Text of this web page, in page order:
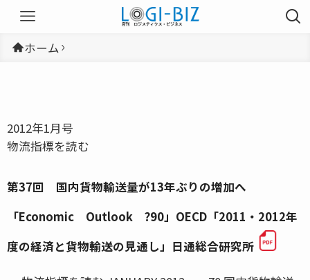
ホーム
2012年1月号
物流指標を読む
第37回 国内貨物輸送量が13年ぶりの増加へ
「Economic Outlook ?90」OECD「2011・2012年
度の経済と貨物輸送の見通し」日通総合研究所